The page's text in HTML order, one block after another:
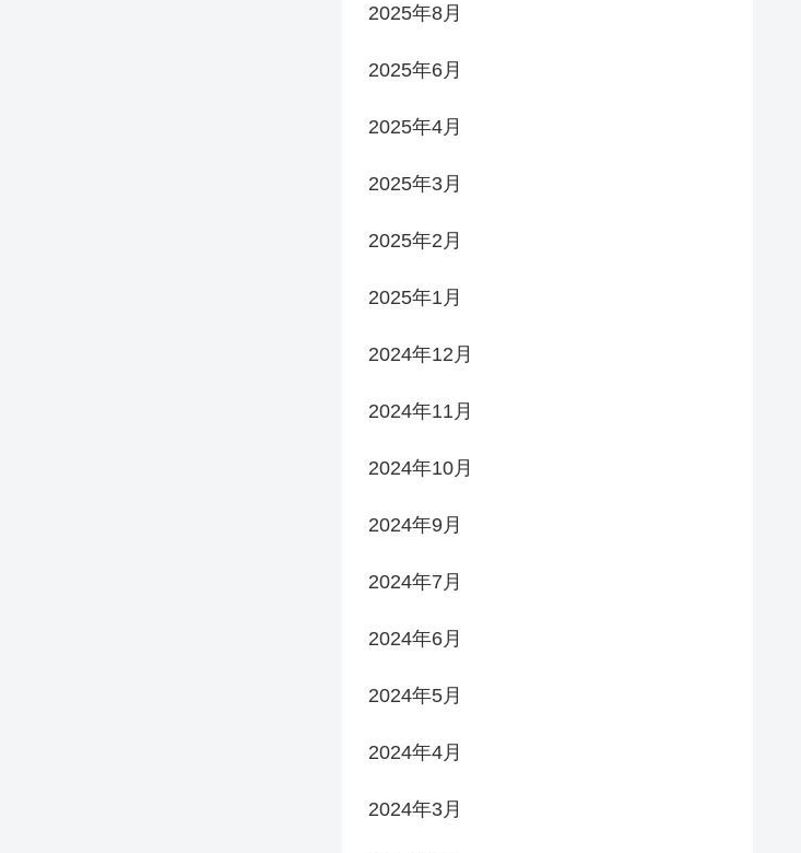
2025年8月
2025年6月
2025年4月
2025年3月
2025年2月
2025年1月
2024年12月
2024年11月
2024年10月
2024年9月
2024年7月
2024年6月
2024年5月
2024年4月
2024年3月